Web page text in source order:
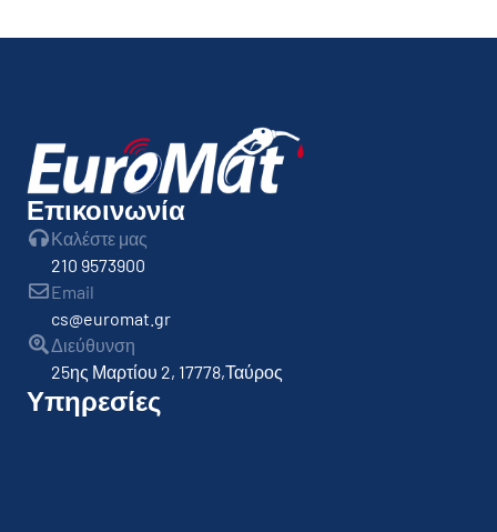
Επικοινωνία
Καλέστε μας
210 9573900
Email
cs@euromat.gr
Διεύθυνση
25ης Μαρτίου 2, 17778,Ταύρος
Υπηρεσίες